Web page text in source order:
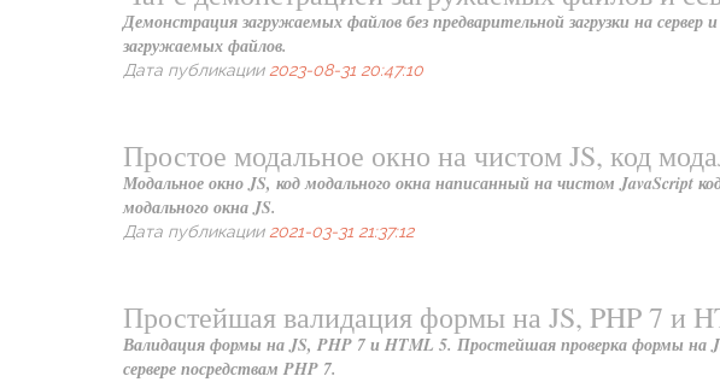
Демонстрация загружаемых файлов без предварительной загрузки на
загружаемых файлов.
Дата публикации 2023-08-31 20:47:10
Простое модальное окно на чистом JS, код
Модальное окно JS, код модального окна написанный на чистом JavaScript
модального окна JS.
Дата публикации 2021-03-31 21:37:12
Простейшая валидация формы на JS, PHP 7 и
Валидация формы на JS, PHP 7 и HTML 5. Простейшая проверка формы на
сервере посредствам PHP 7.